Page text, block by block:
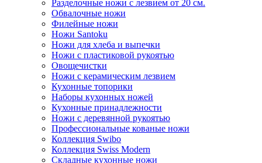
Разделочные ножи с лезвием от 20 см.
Обвалочные ножи
Филейные ножи
Ножи Santoku
Ножи для хлеба и выпечки
Ножи с пластиковой рукоятью
Овощечистки
Ножи с керамическим лезвием
Кухонные топорики
Наборы кухонных ножей
Кухонные принадлежности
Ножи с деревянной рукоятью
Профессиональные кованые ножи
Коллекция Swibo
Коллекция Swiss Modern
Складные кухонные ножи